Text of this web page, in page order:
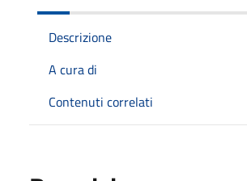
Descrizione
A cura di
Contenuti correlati